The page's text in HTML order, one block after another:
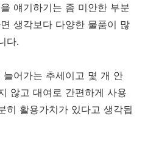
얘기하기는 좀 미안한 부분
생각보다 다양한 물품이 많
다.
어가는 추세이고 몇 개 안
않고 대여로 간편하게 사용
히 활용가치가 있다고 생각됩